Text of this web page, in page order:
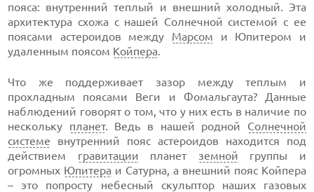
пояса: внутренний теплый и внешний холодный. Эта
архитектура схожа с нашей Солнечной системой с ее
поясами астероидов между Марсом и Юпитером и
удаленным поясом Койпера.
Что же поддерживает зазор между теплым и
прохладным поясами Веги и Фомальгаута? Данные
наблюдений говорят о том, что у них есть в наличие по
нескольку планет. Ведь в нашей родной Солнечной
системе внутренний пояс астероидов находится под
действием гравитации планет земной группы и
огромных Юпитера и Сатурна, а внешний пояс Койпера
– это попросту небесный скульптор наших газовых